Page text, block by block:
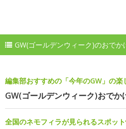
GW(ゴールデンウィーク)のおで
編集部おすすめの「今年のGW」の楽
GW(ゴールデンウィーク)おでか
全国のネモフィラが見られるスポッ